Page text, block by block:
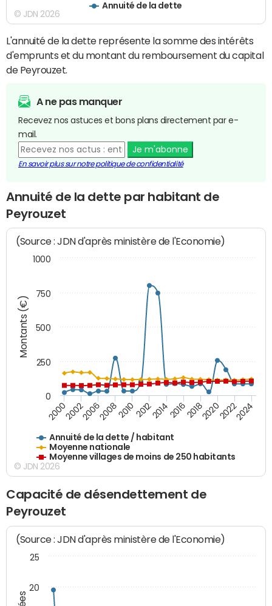
Annuité de la dette
© JDN 2026
L'annuité de la dette représente la somme des intérêts
d'emprunts et du montant du remboursement du capital
de Peyrouzet.
A ne pas manquer
Recevez nos astuces et bons plans directement par e-
mail.
Je m'abonne
En savoir plus sur notre politique de confidentialité
Annuité de la dette par habitant de
Peyrouzet
Montants (€)
(Source : JDN d'après ministère de l'Economie)
Annuité de la dette / habitant
Moyenne nationale
Moyenne villages de moins de 250 habitants
200020022006200820102012201420162018202020222024
0
250
500
750
1000
© JDN 2026
Capacité de désendettement de
Peyrouzet
(Source : JDN d'après ministère de l'Economie)
20
25